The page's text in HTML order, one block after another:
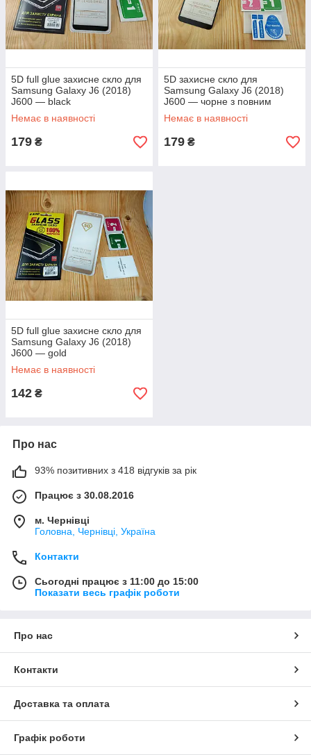
5D full glue захисне скло для
Samsung Galaxy J6 (2018)
J600 — black
Немає в наявності
179 ₴
5D захисне скло для
Samsung Galaxy J6 (2018)
J600 — чорне з повним
проклеюванням
Немає в наявності
179 ₴
5D full glue захисне скло для
Samsung Galaxy J6 (2018)
J600 — gold
Немає в наявності
142 ₴
Про нас
93% позитивних з 418 відгуків за рік
Працює з 30.08.2016
м. Чернівці
Головна, Чернівці, Україна
Контакти
Сьогодні працює з 11:00 до 15:00
Показати весь графік роботи
Про нас
Контакти
Доставка та оплата
Графік роботи